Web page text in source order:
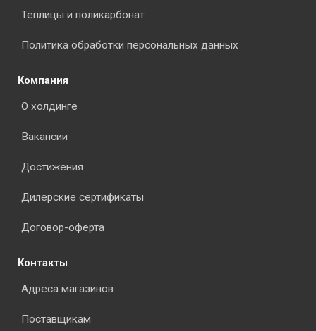
Теплицы и поликарбонат
Политика обработки персональных данных
Компания
О холдинге
Вакансии
Достижения
Дилерские сертификаты
Договор-оферта
Контакты
Адреса магазинов
Поставщикам